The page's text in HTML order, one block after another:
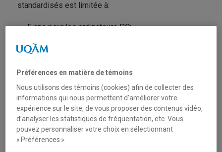
standardisés est limitée à:
5 ans pour les ordinateurs PC;
la durée de la garantie du fabricant pour les
5 ans pour les ordinateurs Apple munis de la
garantie AppleCare.
Note: pour bénéficier du support matériel offert par le
Centre de services, les appareils Apple doivent être
couverts par la garantie prolongée AppleCare.
Préférences en matière de témoins
Nous utilisons des témoins (cookies) afin de collecter des
informations qui nous permettent d’améliorer votre
expérience sur le site, de vous proposer des contenus vidéo,
d’analyser les statistiques de fréquentation, etc. Vous
pouvez personnaliser votre choix en sélectionnant
« Préférences ».